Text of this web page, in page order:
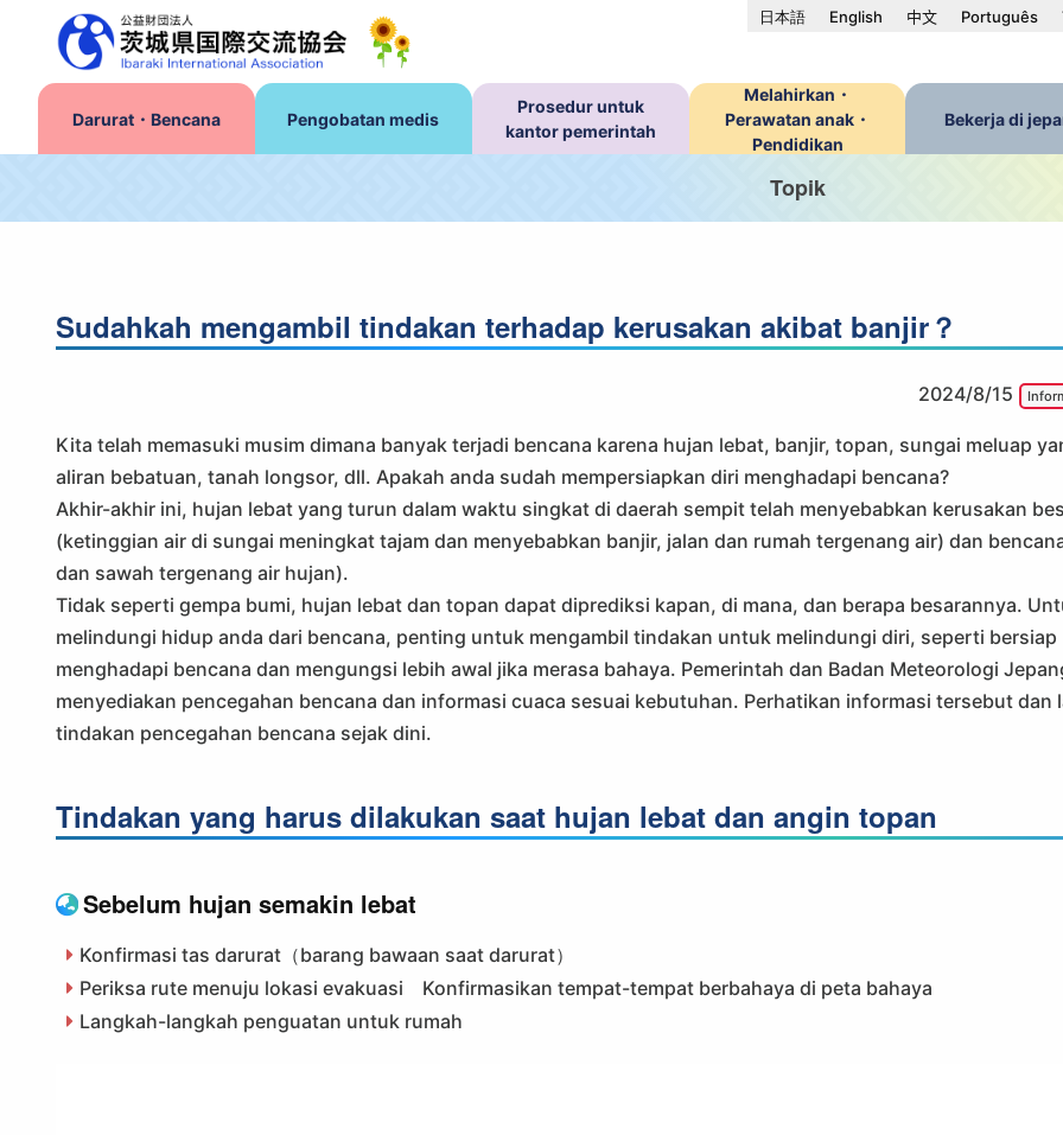
日本語 English 中文 Português
Darurat・Bencana Pengobatan medis
Prosedur untuk
kantor pemerintah
Melahirkan・
Perawatan anak・
Pendidikan
Bekerja di
Topik
Sudahkah mengambil tindakan terhadap kerusakan akibat banjir？
2024/8/15
Kita telah memasuki musim dimana banyak terjadi bencana karena hujan lebat, banjir, topan, sungai meluap
aliran bebatuan, tanah longsor, dll. Apakah anda sudah mempersiapkan diri menghadapi bencana?
Akhir-akhir ini, hujan lebat yang turun dalam waktu singkat di daerah sempit telah menyebabkan kerusakan
(ketinggian air di sungai meningkat tajam dan menyebabkan banjir, jalan dan rumah tergenang air) dan
dan sawah tergenang air hujan).
Tidak seperti gempa bumi, hujan lebat dan topan dapat diprediksi kapan, di mana, dan berapa besarannya.
melindungi hidup anda dari bencana, penting untuk mengambil tindakan untuk melindungi diri, seperti bersiap
menghadapi bencana dan mengungsi lebih awal jika merasa bahaya. Pemerintah dan Badan Meteorologi
menyediakan pencegahan bencana dan informasi cuaca sesuai kebutuhan. Perhatikan informasi tersebut dan
tindakan pencegahan bencana sejak dini.
Tindakan yang harus dilakukan saat hujan lebat dan angin topan
Sebelum hujan semakin lebat
Konfirmasi tas darurat（barang bawaan saat darurat）
Periksa rute menuju lokasi evakuasi Konfirmasikan tempat-tempat berbahaya di peta bahaya
Langkah-langkah penguatan untuk rumah